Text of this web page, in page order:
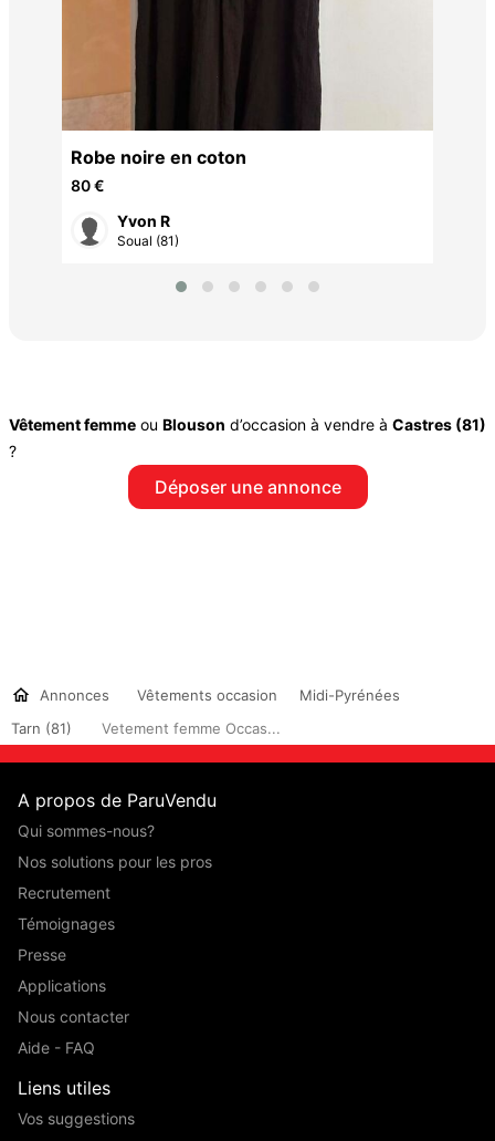
Robe noire en coton
80 €
Yvon R
Soual (81)
Vêtement femme ou Blouson d’occasion à vendre à Castres (81)
?
Déposer une annonce
Annonces Vêtements occasion
Midi-Pyrénées
Tarn (81)
Vetement femme Occas...
A propos de ParuVendu
Qui sommes-nous?
Nos solutions pour les pros
Recrutement
Témoignages
Presse
Applications
Nous contacter
Aide - FAQ
Liens utiles
Vos suggestions